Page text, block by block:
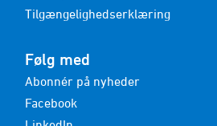
Tilgængelighedserklæring
Følg med
Abonnér på nyheder
Facebook